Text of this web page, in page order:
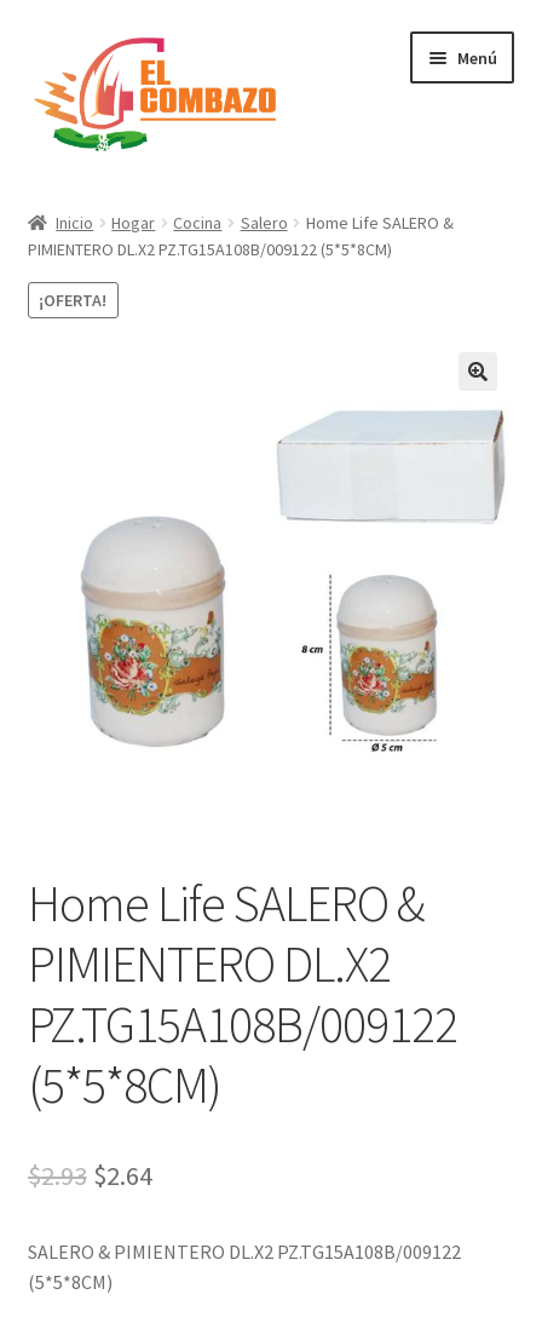
Menú
DJ, Audio e Iluminación PRO
Grabación de Audio & Video
Inicio Hogar Cocina Salero
Home Life SALERO &
PIMIENTERO DL.X2 PZ.TG15A108B/009122 (5*5*8CM)
¡OFERTA!
Home Life SALERO &
PIMIENTERO DL.X2
PZ.TG15A108B/009122
(5*5*8CM)
$2.93 $2.64
SALERO & PIMIENTERO DL.X2 PZ.TG15A108B/009122
(5*5*8CM)